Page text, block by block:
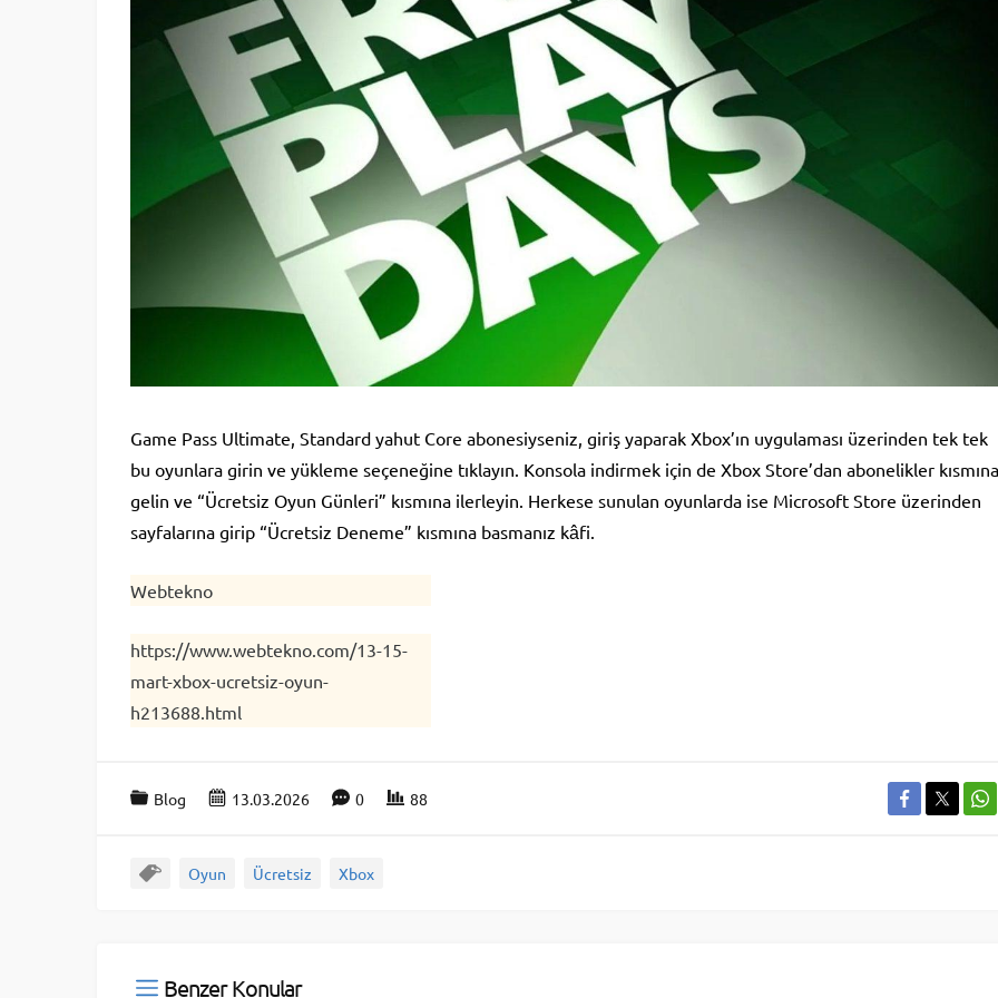
Game Pass Ultimate, Standard yahut Core abonesiyseniz, giriş yaparak Xbox’ın uygulaması üzerinden tek tek
bu oyunlara girin ve yükleme seçeneğine tıklayın. Konsola indirmek için de Xbox Store’dan abonelikler kısmına
gelin ve “Ücretsiz Oyun Günleri” kısmına ilerleyin. Herkese sunulan oyunlarda ise Microsoft Store üzerinden
sayfalarına girip “Ücretsiz Deneme” kısmına basmanız kâfi.
Webtekno
https://www.webtekno.com/13-15-
mart-xbox-ucretsiz-oyun-
h213688.html
Blog 13.03.2026 0 88
Oyun Ücretsiz Xbox
Benzer Konular